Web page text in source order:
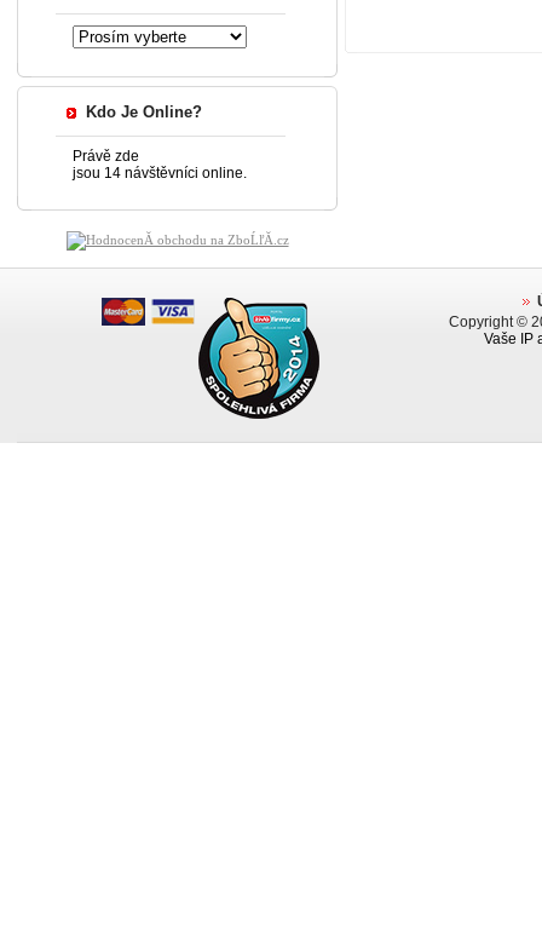
Kdo Je Online?
Právě zde
jsou 14 návštěvníci online.
Copyright ©
Vaše IP